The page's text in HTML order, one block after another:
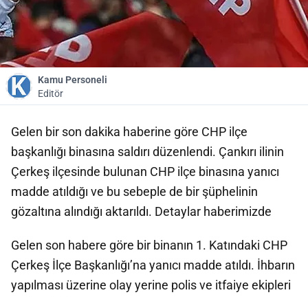
Kamu Personeli
Editör
Gelen bir son dakika haberine göre CHP ilçe
başkanlığı binasına saldırı düzenlendi. Çankırı ilinin
Çerkeş ilçesinde bulunan CHP ilçe binasına yanıcı
madde atıldığı ve bu sebeple de bir şüphelinin
gözaltına alındığı aktarıldı. Detaylar haberimizde
Gelen son habere göre bir binanın 1. Katındaki CHP
Çerkeş İlçe Başkanlığı’na yanıcı madde atıldı. İhbarın
yapılması üzerine olay yerine polis ve itfaiye ekipleri